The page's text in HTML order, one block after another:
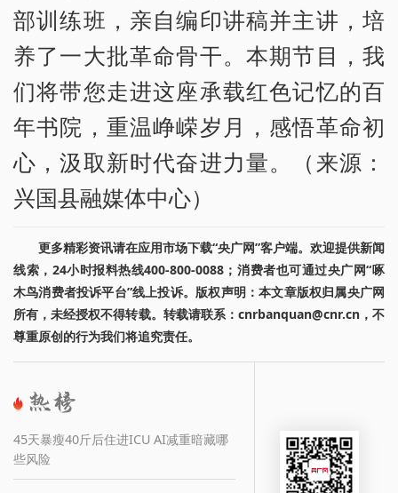
部训练班，亲自编印讲稿并主讲，培
养了一大批革命骨干。本期节目，我
们将带您走进这座承载红色记忆的百
年书院，重温峥嵘岁月，感悟革命初
心，汲取新时代奋进力量。（来源：
兴国县融媒体中心）
更多精彩资讯请在应用市场下载“央广网”客户端。欢迎提供新闻
线索，24小时报料热线400-800-0088；消费者也可通过央广网“啄
木鸟消费者投诉平台”线上投诉。版权声明：本文章版权归属央广网
所有，未经授权不得转载。转载请联系：cnrbanquan@cnr.cn，不
尊重原创的行为我们将追究责任。
45天暴瘦40斤后住进ICU AI减重暗藏哪
些风险